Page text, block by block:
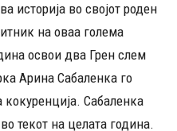
во својот роден
на оваа голема
освои два Грен слем
Арина Сабаленка го
Сабаленка
текот на целата година.